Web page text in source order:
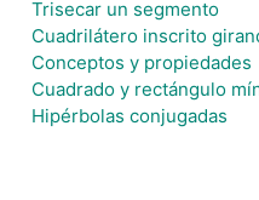
Trisecar un segmento
Cuadrilátero inscrito
Conceptos y propiedades
Cuadrado y rectángulo
Hipérbolas conjugadas